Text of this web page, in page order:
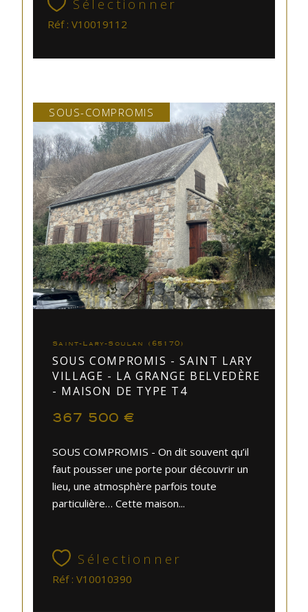
Sélectionner
Réf : V10019112
Saint-Lary-Soulan (65170)
SOUS COMPROMIS - SAINT LARY
VILLAGE - LA GRANGE BELVEDÈRE
- MAISON DE TYPE T4
367 500 €
SOUS COMPROMIS - On dit souvent qu’il
faut pousser une porte pour découvrir un
lieu, une atmosphère parfois toute
particulière… Cette maison...
Sélectionner
Réf : V10010390
SOUS-COMPROMIS